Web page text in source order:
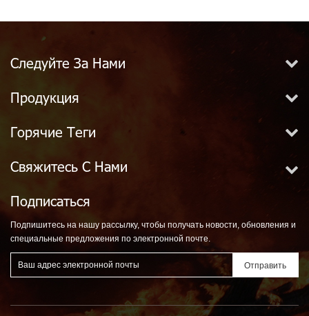
Следуйте За Нами
Продукция
Горячие Теги
Свяжитесь С Нами
Подписаться
Подпишитесь на нашу рассылку, чтобы получать новости, обновления и
специальные предложения по электронной почте.